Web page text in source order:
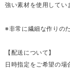
強い素材を使用してい
※非常に繊細な作りの
【配送について】
日時指定をご希望の場